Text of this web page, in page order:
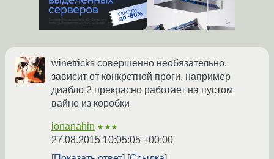
winetricks совершенно необязательно.
зависит от конкретной проги. например
диабло 2 прекрасно работает на пустом
вайне из коробки
ionanahin ★★★
27.08.2015 10:05:05 +00:00